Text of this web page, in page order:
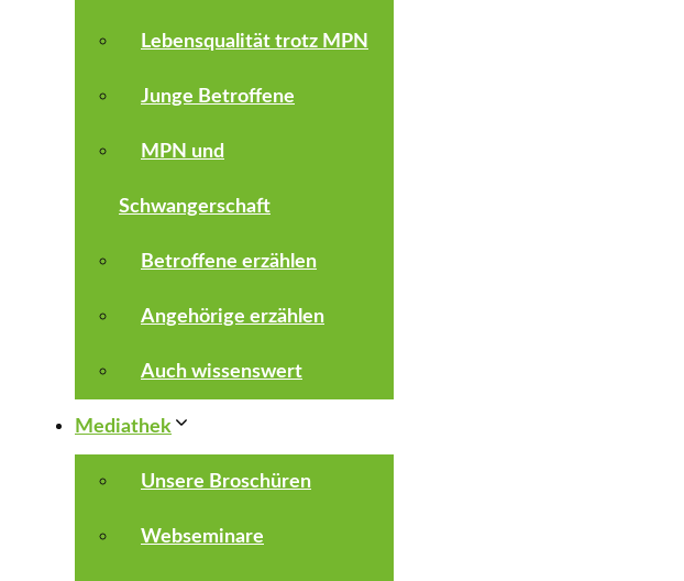
Lebensqualität trotz MPN
Junge Betroffene
MPN und
Schwangerschaft
Betroffene erzählen
Angehörige erzählen
Auch wissenswert
Mediathek
Unsere Broschüren
Webseminare